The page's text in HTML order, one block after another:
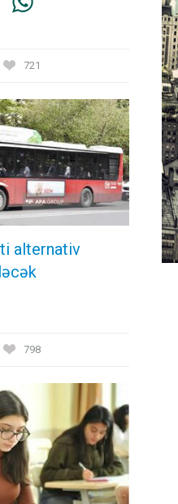
721
alternativ
798